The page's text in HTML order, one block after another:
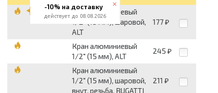
Кран алюминиевый
1/2" (15 мм), шаровой,
ALT
177 ₽
Кран алюминиевый
1/2" (15 мм), ALT
245 ₽
Кран алюминиевый
1/2" (15 мм), шаровой,
внут. резьба, BUGATTI
211 ₽
-10% на доставку
действует до 08.08.2026